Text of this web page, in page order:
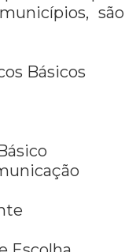
são
Básicos